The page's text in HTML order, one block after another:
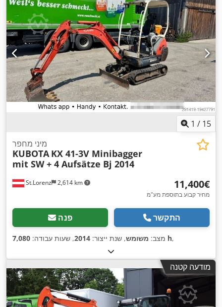
1 / 15
St.Lorenz 2,614 km
מיני מחפר
KUBOTA KX 41-3V Minibagger
mit SW + 4 Aufsätze Bj 2014
‏11,400 ‏€
מחיר קבוע בתוספת מע"מ
פנה התקשר
מצב: משומש, שנת ייצור: 2014, שעות עבודה: 7,080 h,
מודעה קטנה